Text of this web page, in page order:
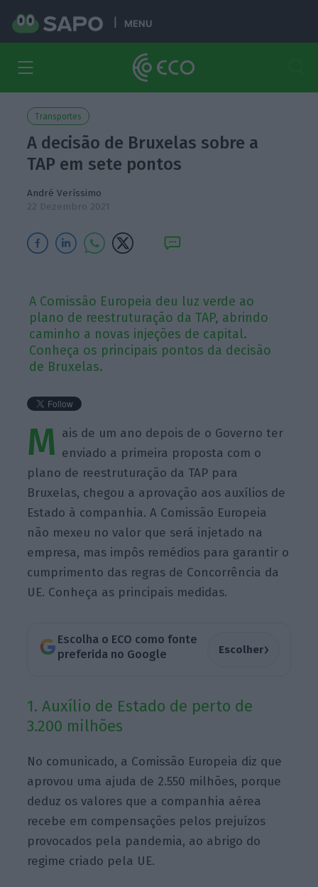
MENU
Transportes
A decisão de Bruxelas sobre a
TAP em sete pontos
André Veríssimo
22 Dezembro 2021
A Comissão Europeia deu luz verde ao
plano de reestruturação da TAP, abrindo
caminho a novas injeções de capital.
Conheça os principais pontos da decisão
de Bruxelas.
M ais de um ano depois de o Governo ter
enviado a primeira proposta com o
plano de reestruturação da TAP para
Bruxelas, chegou a aprovação aos auxílios de
Estado à companhia. A Comissão Europeia
não mexeu no valor que será injetado na
empresa, mas impôs remédios para garantir o
cumprimento das regras de Concorrência da
UE. Conheça as principais medidas.
Escolha o ECO como fonte
preferida no Google
Escolher›
1. Auxílio de Estado de perto de
3.200 milhões
No comunicado, a Comissão Europeia diz que
aprovou uma ajuda de 2.550 milhões, porque
deduz os valores que a companhia aérea
recebe em compensações pelos prejuízos
provocados pela pandemia, ao abrigo do
regime criado pela UE.